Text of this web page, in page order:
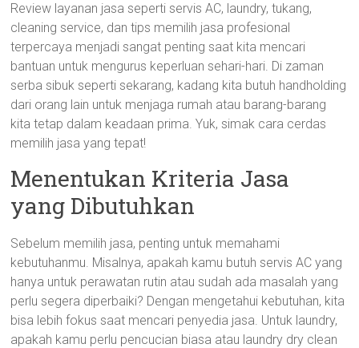
Review layanan jasa seperti servis AC, laundry, tukang,
cleaning service, dan tips memilih jasa profesional
terpercaya menjadi sangat penting saat kita mencari
bantuan untuk mengurus keperluan sehari-hari. Di zaman
serba sibuk seperti sekarang, kadang kita butuh handholding
dari orang lain untuk menjaga rumah atau barang-barang
kita tetap dalam keadaan prima. Yuk, simak cara cerdas
memilih jasa yang tepat!
Menentukan Kriteria Jasa
yang Dibutuhkan
Sebelum memilih jasa, penting untuk memahami
kebutuhanmu. Misalnya, apakah kamu butuh servis AC yang
hanya untuk perawatan rutin atau sudah ada masalah yang
perlu segera diperbaiki? Dengan mengetahui kebutuhan, kita
bisa lebih fokus saat mencari penyedia jasa. Untuk laundry,
apakah kamu perlu pencucian biasa atau laundry dry clean